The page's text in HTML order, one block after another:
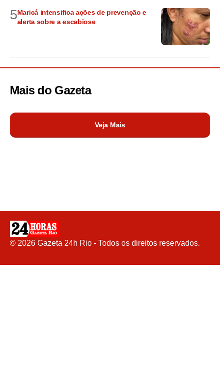
5Maricá intensifica ações de prevenção e
alerta sobre a escabiose
Mais do Gazeta
Veja Mais
© 2026 Gazeta 24h Rio - Todos os direitos reservados.